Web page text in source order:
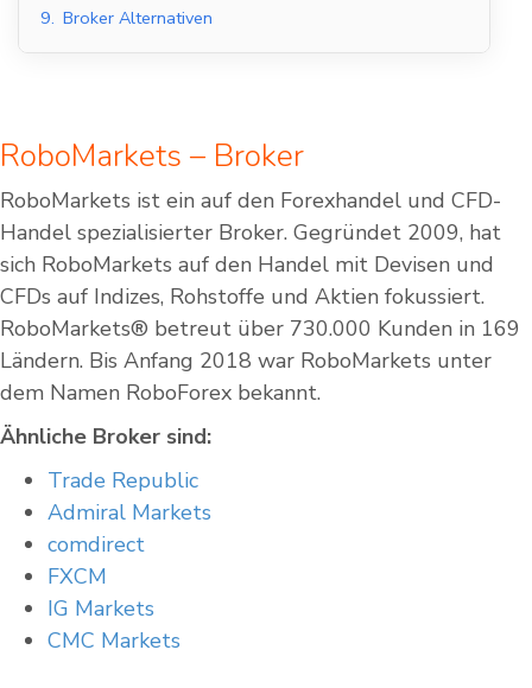
9. Broker Alternativen
RoboMarkets – Broker
RoboMarkets ist ein auf den Forexhandel und CFD-
Handel spezialisierter Broker. Gegründet 2009, hat
sich RoboMarkets auf den Handel mit Devisen und
CFDs auf Indizes, Rohstoffe und Aktien fokussiert.
RoboMarkets® betreut über 730.000 Kunden in 169
Ländern. Bis Anfang 2018 war RoboMarkets unter
dem Namen RoboForex bekannt.
Ähnliche Broker sind:
Trade Republic
Admiral Markets
comdirect
FXCM
IG Markets
CMC Markets